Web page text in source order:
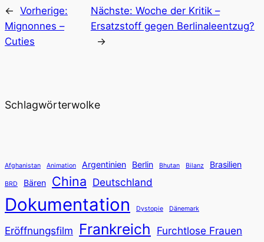
← Vorherige:
Mignonnes –
Cuties
Nächste: Woche der Kritik –
Ersatzstoff gegen Berlinaleentzug?
→
Schlagwörterwolke
Afghanistan Animation Argentinien Berlin Bhutan Bilanz Brasilien
BRD Bären China Deutschland
Dokumentation Dystopie Dänemark
Eröffnungsfilm Frankreich Furchtlose Frauen